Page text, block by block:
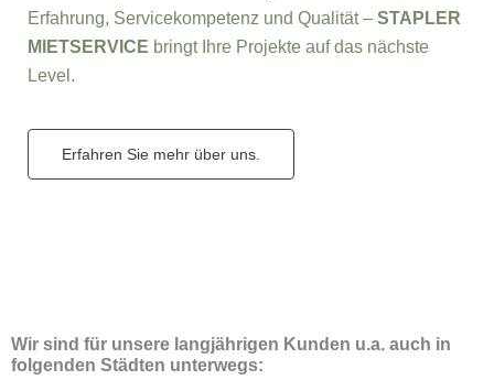
Erfahrung, Servicekompetenz und Qualität – STAPLER
MIETSERVICE bringt Ihre Projekte auf das nächste
Level.
Erfahren Sie mehr über uns.
Wir sind für unsere langjährigen Kunden u.a. auch in
folgenden Städten unterwegs: